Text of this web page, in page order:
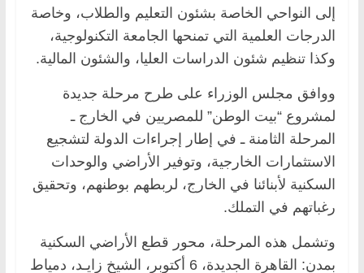
‏إلى النواحي الخاصة بشئون التعليم والطلاب، وخاصة
الدرجات العلمية التي تمنحها الجامعة ‏التكنولوجية،
وكذا تنظيم شئون الدراسات العليا، والشئون المالية. ‏
‏ووافق مجلس الوزراء على طرح مرحلة جديدة
لمشروع “بيت الوطن” للمصريين في الخارج ـ
‏المرحلة الثامنة ـ في إطار إجراءات الدولة لتشجيع
الاستثمارات الخارجية، وتوفير الأراضي ‏والوحدات
السكنية لأبنائنا في الخارج، لربطهم بوطنهم، وتحقيق
رغباتهم في التملك.‏
وتشمل هذه المرحلة، محور قطع الأراضي السكنية
بمدن: القاهرة الجديدة، 6 أكتوبر، الشيخ زايـد، ‏دمياط